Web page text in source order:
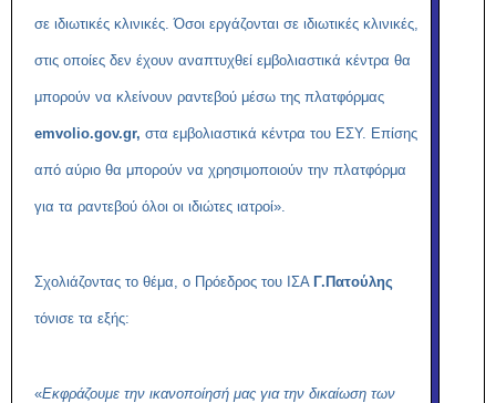
σε ιδιωτικές κλινικές. Όσοι εργάζονται σε ιδιωτικές κλινικές,
στις οποίες δεν έχουν αναπτυχθεί εμβολιαστικά κέντρα θα
μπορούν να κλείνουν ραντεβού μέσω της πλατφόρμας
emvolio.gov.gr, στα εμβολιαστικά κέντρα του ΕΣΥ. Επίσης
από αύριο θα μπορούν να χρησιμοποιούν την πλατφόρμα
για τα ραντεβού όλοι οι ιδιώτες ιατροί».
Σχολιάζοντας το θέμα, ο Πρόεδρος του ΙΣΑ Γ.Πατούλης
τόνισε τα εξής:
«Εκφράζουμε την ικανοποίησή μας για την δικαίωση των